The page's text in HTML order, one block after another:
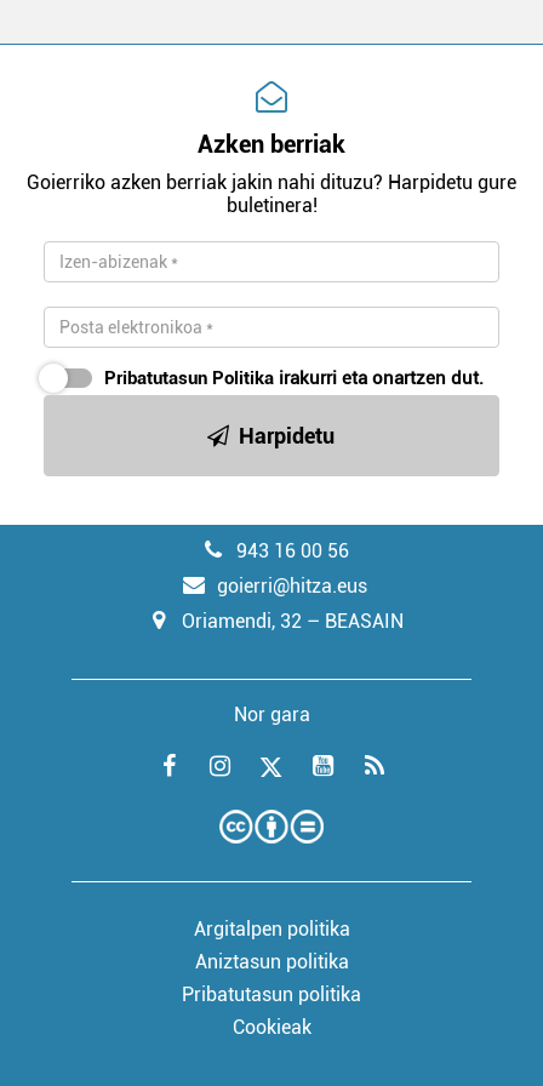
Azken berriak
Goierriko azken berriak jakin nahi dituzu? Harpidetu gure
buletinera!
Pribatutasun Politika irakurri eta onartzen dut.
Harpidetu
943 16 00 56
goierri@hitza.eus
Oriamendi, 32 – BEASAIN
Nor gara
Argitalpen politika
Aniztasun politika
Pribatutasun politika
Cookieak